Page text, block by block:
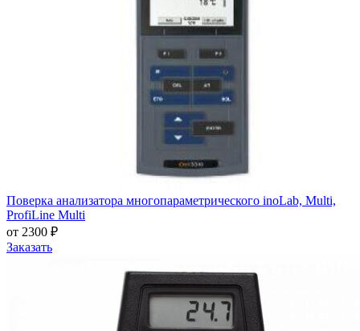
Поверка анализатора многопараметрического inoLab, Multi,
ProfiLine Multi
от 2300 ₽
Заказать